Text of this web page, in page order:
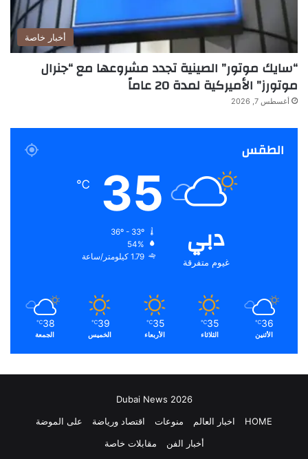
أخبار خاصة
“سايك موتور” الصينية تجدد مشروعها مع “جنرال
موتورز” الأميركية لمدة 20 عاماً
أغسطس 7, 2026
الطقس
دبي
غيوم متفرقة
35
℃
54%
1.79 كيلومتر/ساعة
36
℃
الأثنين
35
℃
الثلاثاء
35
℃
الأربعاء
39
℃
الخميس
38
℃
الجمعة
Dubai News 2026
HOME
اخبار العالم منوعات اقتصاد ورياضة
على الموضة
أخبار الفن
مقابلات خاصة